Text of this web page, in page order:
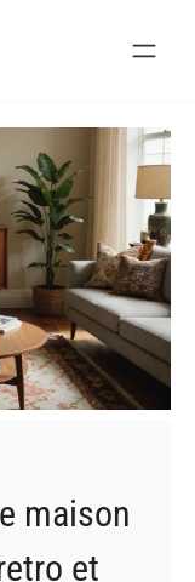
maison
et